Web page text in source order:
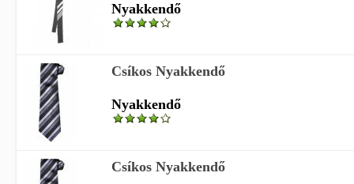
Nyakkendő
Csíkos Nyakkendő
Nyakkendő
Csíkos Nyakkendő